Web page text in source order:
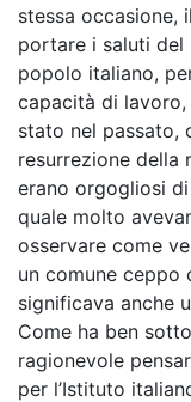
stessa occasione,
portare i saluti del
popolo italiano,
capacità di lavoro,
stato nel passato,
resurrezione della
erano orgogliosi
quale molto
osservare come
un comune ceppo
significava anche
Come ha ben
ragionevole
per l’Istituto